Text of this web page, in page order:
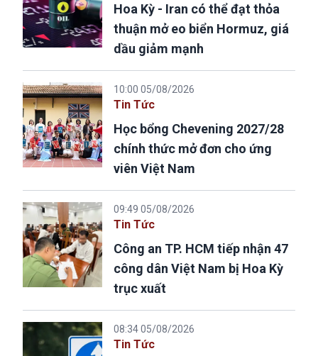
Hoa Kỳ - Iran có thể đạt thỏa
thuận mở eo biển Hormuz, giá
dầu giảm mạnh
10:00 05/08/2026
Tin Tức
Học bổng Chevening 2027/28
chính thức mở đơn cho ứng
viên Việt Nam
09:49 05/08/2026
Tin Tức
Công an TP. HCM tiếp nhận 47
công dân Việt Nam bị Hoa Kỳ
trục xuất
08:34 05/08/2026
Tin Tức